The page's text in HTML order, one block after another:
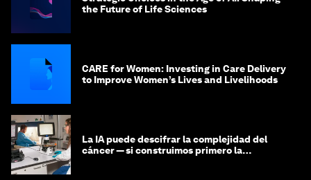
the Future of Life Sciences
CARE for Women: Investing in Care Delivery
to Improve Women’s Lives and Livelihoods
La IA puede descifrar la complejidad del
cáncer — si construimos primero la